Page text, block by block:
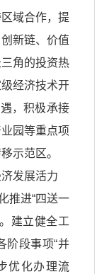
域合作，提
新链、价值
角的投资热
经济技术开
，积极承接
园等重点项
示范区。
发展活力
推进“四送一
建立健全工
阶段事项“并
优化办理流